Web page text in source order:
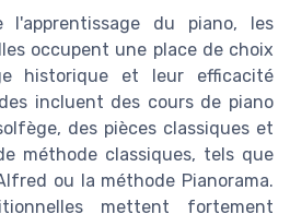
l'apprentissage du piano, les
occupent une place de choix
historique et leur efficacité
incluent des cours de piano
des pièces classiques et
méthode classiques, tels que
ou la méthode Pianorama.
mettent fortement